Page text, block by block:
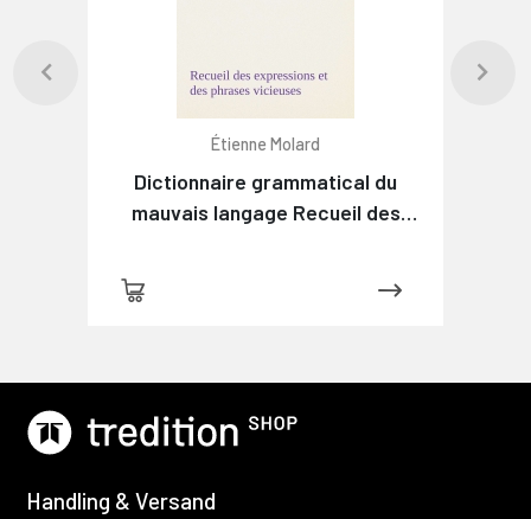
Étienne Molard
Dictionnaire grammatical du
mauvais langage Recueil des
vicieuses usitées en France, et
Handling & Versand